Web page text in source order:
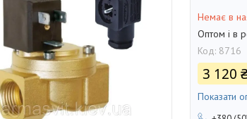
Немає в
Оптом і в
Код: 8716
3 120 ₴
Показати